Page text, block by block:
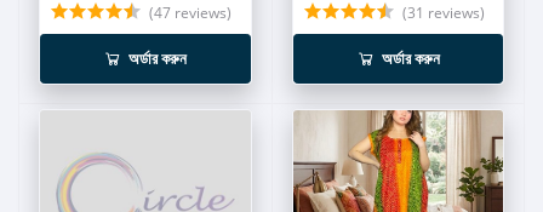
(47 reviews)
অর্ডার করুন
(31 reviews)
অর্ডার করুন